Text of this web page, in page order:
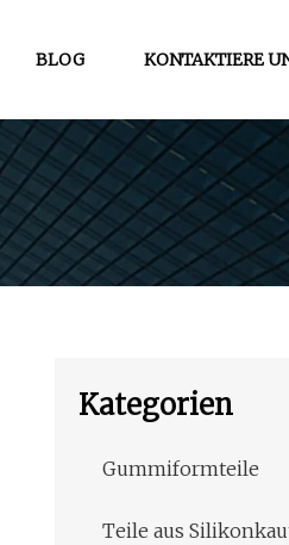
BLOG KONTAKTIERE
Kategorien
Gummiformteile
Teile aus